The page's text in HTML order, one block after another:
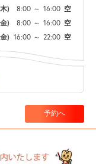
) 8:00 ～ 16:00 空
) 8:00 ～ 16:00 空
) 16:00 ～ 22:00 空
予約へ